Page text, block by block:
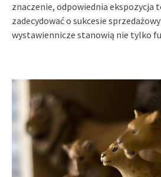
znaczenie, odpowiednia ekspozycja
zadecydować o sukcesie
wystawiennicze stanowią nie tylko